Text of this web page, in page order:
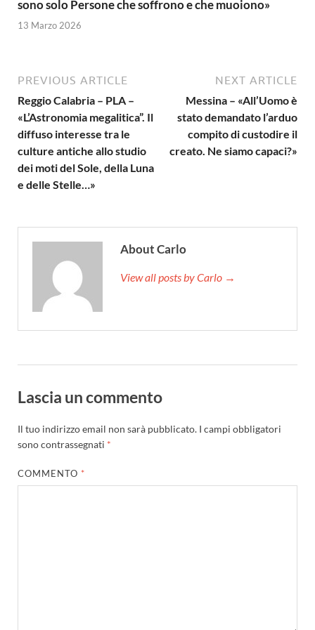
sono solo Persone che soffrono e che muoiono»
13 Marzo 2026
PREVIOUS ARTICLE
Reggio Calabria – PLA –
«L’Astronomia megalitica”. Il
diffuso interesse tra le
culture antiche allo studio
dei moti del Sole, della Luna
e delle Stelle…»
NEXT ARTICLE
Messina – «All’Uomo è
stato demandato l’arduo
compito di custodire il
creato. Ne siamo capaci?»
About Carlo
View all posts by Carlo →
Lascia un commento
Il tuo indirizzo email non sarà pubblicato. I campi obbligatori
sono contrassegnati *
COMMENTO *